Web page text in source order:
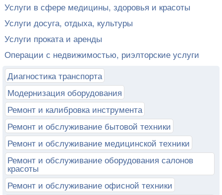
Услуги в сфере медицины, здоровья и красоты
Услуги досуга, отдыха, культуры
Услуги проката и аренды
Операции с недвижимостью, риэлторские услуги
Диагностика транспорта
Модернизация оборудования
Ремонт и калибровка инструмента
Ремонт и обслуживание бытовой техники
Ремонт и обслуживание медицинской техники
Ремонт и обслуживание оборудования салонов
красоты
Ремонт и обслуживание офисной техники